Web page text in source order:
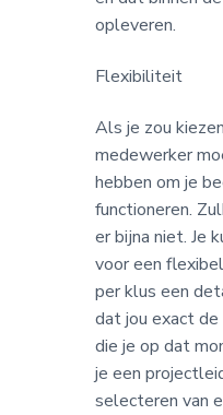
opleveren.
Flexibiliteit
Als je zou
medewerker
hebben om je
functioneren.
er bijna niet. Je
voor een
per klus een
dat jou exact
die je op dat
je een
selecteren van